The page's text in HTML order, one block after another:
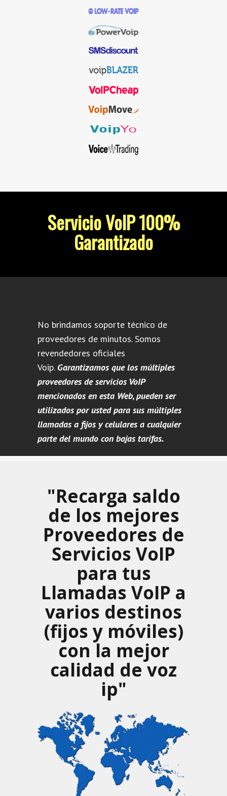
Servicio VoIP 100%
Garantizado
No brindamos soporte técnico de
proveedores de minutos. Somos
revendedores oficiales
Voip. Garantizamos que los múltiples
proveedores de servicios VoIP
mencionados en esta Web, pueden ser
utilizados por usted para sus múltiples
llamadas a fijos y celulares a cualquier
parte del mundo con bajas tarifas.
"Recarga saldo
de los mejores
Proveedores de
Servicios VoIP
para tus
Llamadas VoIP a
varios destinos
(fijos y móviles)
con la mejor
calidad de voz
ip"